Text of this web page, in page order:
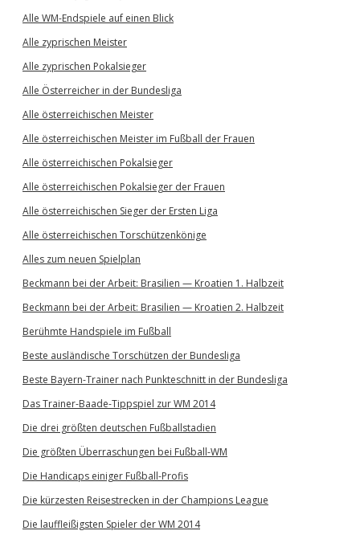
Alle WM-Endspiele auf einen Blick
Alle zyprischen Meister
Alle zyprischen Pokalsieger
Alle Österreicher in der Bundesliga
Alle österreichischen Meister
Alle österreichischen Meister im Fußball der Frauen
Alle österreichischen Pokalsieger
Alle österreichischen Pokalsieger der Frauen
Alle österreichischen Sieger der Ersten Liga
Alle österreichischen Torschützenkönige
Alles zum neuen Spielplan
Beckmann bei der Arbeit: Brasilien — Kroatien 1. Halbzeit
Beckmann bei der Arbeit: Brasilien — Kroatien 2. Halbzeit
Berühmte Handspiele im Fußball
Beste ausländische Torschützen der Bundesliga
Beste Bayern-Trainer nach Punkteschnitt in der Bundesliga
Das Trainer-Baade-Tippspiel zur WM 2014
Die drei größten deutschen Fußballstadien
Die größten Überraschungen bei Fußball-WM
Die Handicaps einiger Fußball-Profis
Die kürzesten Reisestrecken in der Champions League
Die lauffleißigsten Spieler der WM 2014